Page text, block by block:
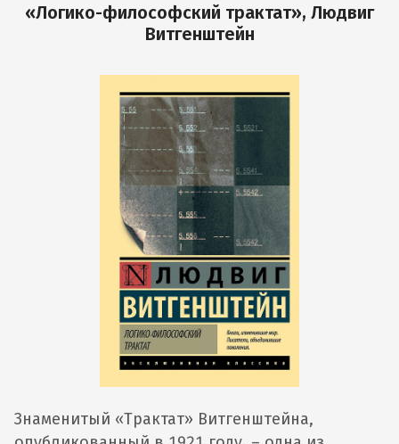
«Логико-философский трактат», Людвиг
Витгенштейн
Знаменитый «Трактат» Витгенштейна,